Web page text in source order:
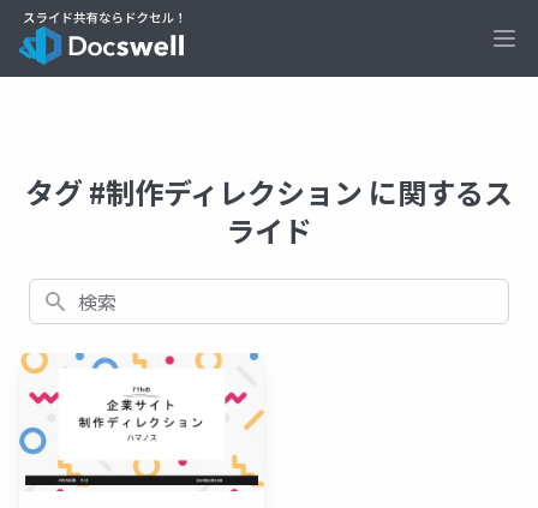
タグ #制作ディレクション に関するス
ライド
検索